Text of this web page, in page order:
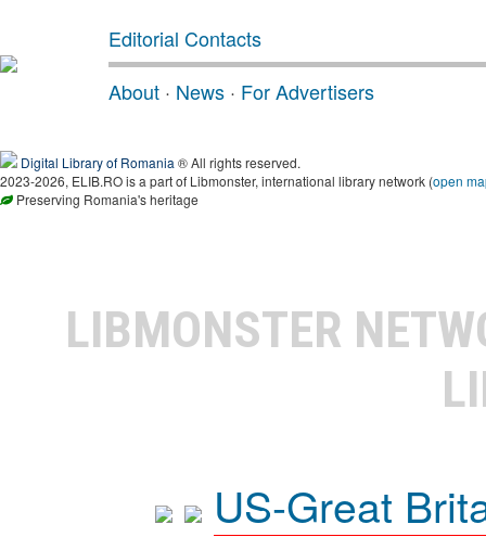
Editorial Contacts
About · News · For Advertisers
Digital Library of Romania ® All rights reserved.
2023-2026, ELIB.RO is a part of Libmonster, international library network (open
Preserving Romania's heritage
LIBMONSTER
US-Great